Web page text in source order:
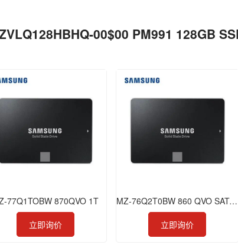
00$00 PM991 128GB
77Q1TOBW 870QVO 1T
立即询价
MZ-76Q2T0BW 860 QVO SATA 2.5 2TB
立即询价